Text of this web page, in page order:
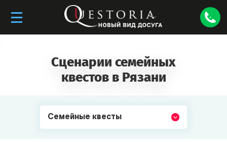
Сценарии семейных
квестов в Рязани
Семейные квесты